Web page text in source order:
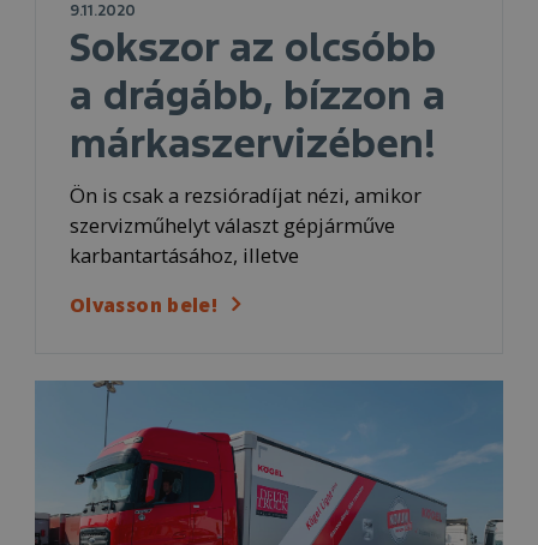
9.11.2020
Sokszor az olcsóbb
a drágább, bízzon a
márkaszervizében!
Ön is csak a rezsióradíjat nézi, amikor
szervizműhelyt választ gépjárműve
karbantartásához, illetve
Olvasson bele!